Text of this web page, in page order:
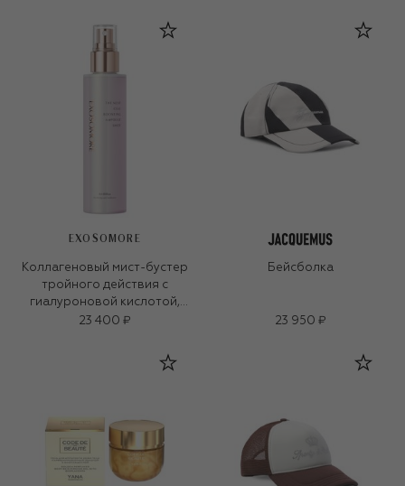
EXOSOMORE
Коллагеновый мист-бустер
тройного действия с
гиалуроновой кислотой,
пептидами и экзосомами
23 400 ₽
Бейсболка
23 950 ₽